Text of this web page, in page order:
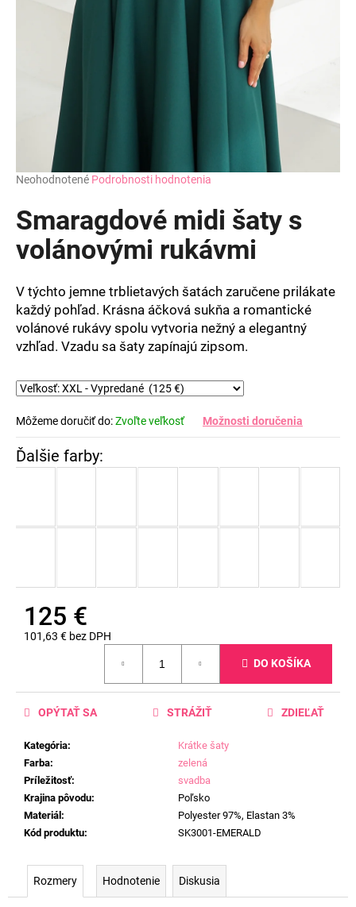
Priemerné
produktu
je
z
hviezdičiek.
Neohodnotené Podrobnosti hodnotenia
Smaragdové midi šaty s
volánovými rukávmi
V týchto jemne trblietavých šatách zaručene prilákate
každý pohľad. Krásna áčková sukňa a romantické
volánové rukávy spolu vytvoria nežný a elegantný
vzhľad. Vzadu sa šaty zapínajú zipsom.
Môžeme doručiť do:Zvoľte veľkosť Možnosti doručenia
125 €
101,63 € bez DPH
DO KOŠÍKA
Kategória:
Krátke šaty
Farba:
zelená
Príležitosť:
svadba
Krajina pôvodu:
Poľsko
Materiál :
Polyester 97%, Elastan 3%
Kód produktu: SK3001-EMERALD
OPÝTAŤ SA STRÁŽIŤ ZDIEĽAŤ
Rozmery Hodnotenie Diskusia